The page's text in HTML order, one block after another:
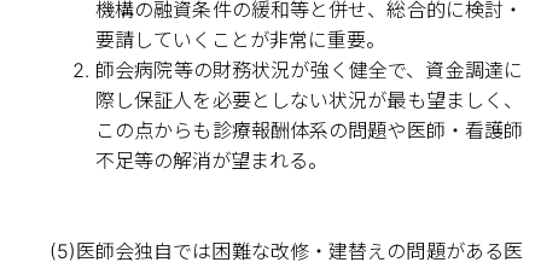
機構の融資条件の緩和等と併せ、総合的に検討・
要請していくことが非常に重要。
師会病院等の財務状況が強く健全で、資金調達に
際し保証人を必要としない状況が最も望ましく、
この点からも診療報酬体系の問題や医師・看護師
不足等の解消が望まれる。
(5)医師会独自では困難な改修・建替えの問題がある医